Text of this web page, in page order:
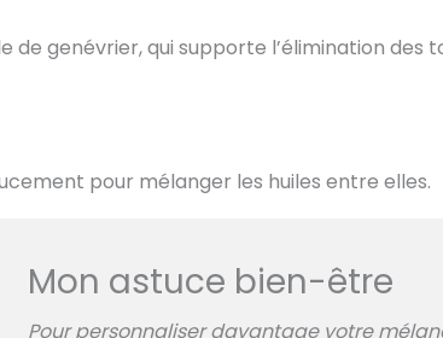
de genévrier, qui supporte l’élimination des
pour mélanger les huiles entre elles.
Mon astuce bien-être
Pour personnaliser davantage votre